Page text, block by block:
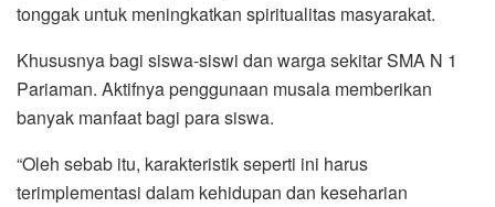
tonggak untuk meningkatkan spiritualitas masyarakat.
Khususnya bagi siswa-siswi dan warga sekitar SMA N 1
Pariaman. Aktifnya penggunaan musala memberikan
banyak manfaat bagi para siswa.
“Oleh sebab itu, karakteristik seperti ini harus
terimplementasi dalam kehidupan dan keseharian